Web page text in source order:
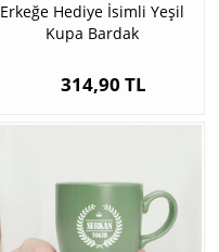
Erkeğe Hediye İsimli Yeşil
Kupa Bardak
314,90 TL